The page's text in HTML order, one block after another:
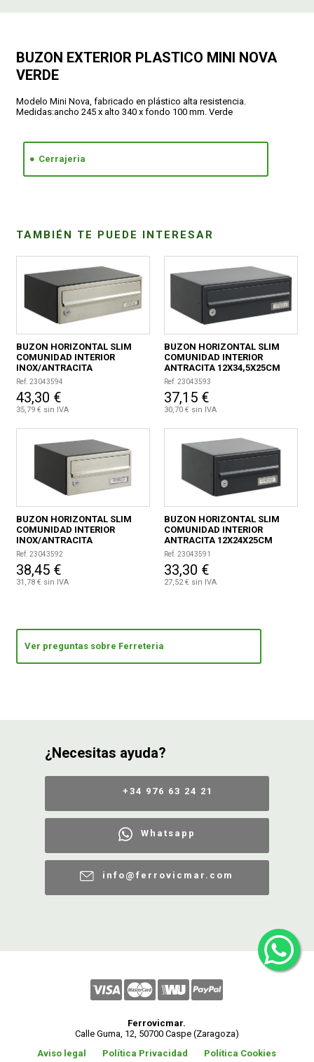
BUZON EXTERIOR PLASTICO MINI NOVA
VERDE
Modelo Mini Nova, fabricado en plástico alta resistencia.
Medidas:ancho 245 x alto 340 x fondo 100 mm. Verde
Cerrajeria
TAMBIÉN TE PUEDE INTERESAR
BUZON HORIZONTAL SLIM
COMUNIDAD INTERIOR
INOX/ANTRACITA
12X34,5X25CM
Ref. 23043594
43,30 €
35,79 € sin IVA
BUZON HORIZONTAL SLIM
COMUNIDAD INTERIOR
ANTRACITA 12X34,5X25CM
Ref. 23043593
37,15 €
30,70 € sin IVA
BUZON HORIZONTAL SLIM
COMUNIDAD INTERIOR
INOX/ANTRACITA
12X24X25CM
Ref. 23043592
38,45 €
31,78 € sin IVA
BUZON HORIZONTAL SLIM
COMUNIDAD INTERIOR
ANTRACITA 12X24X25CM
Ref. 23043591
33,30 €
27,52 € sin IVA
Ver preguntas sobre Ferreteria
¿Necesitas ayuda?
+34 976 63 24 21
Whatsapp
info@ferrovicmar.com
Ferrovicmar.
Calle Guma, 12, 50700 Caspe (Zaragoza)
Aviso legal
Política Privacidad Política Cookies
FORMAS DE PAGO